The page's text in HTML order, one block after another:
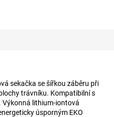
sekačka se šířkou záběru při
trávníku. Kompatibilní s
Výkonná lithium-iontová
úsporným EKO